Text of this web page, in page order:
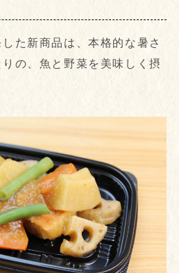
た新商品は、本格的な暑さ
の、魚と野菜を美味しく摂